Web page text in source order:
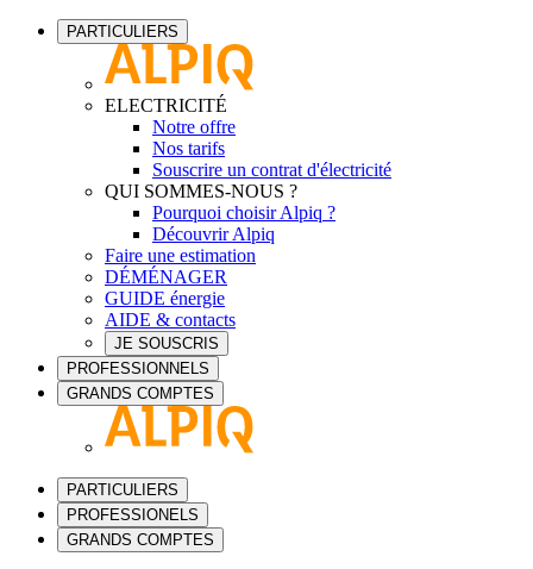
PARTICULIERS
ELECTRICITÉ
Notre offre
Nos tarifs
Souscrire un contrat d'électricité
QUI SOMMES-NOUS ?
Pourquoi choisir Alpiq ?
Découvrir Alpiq
Faire une estimation
DÉMÉNAGER
GUIDE énergie
AIDE & contacts
JE SOUSCRIS
PROFESSIONNELS
GRANDS COMPTES
PARTICULIERS
PROFESSIONELS
GRANDS COMPTES